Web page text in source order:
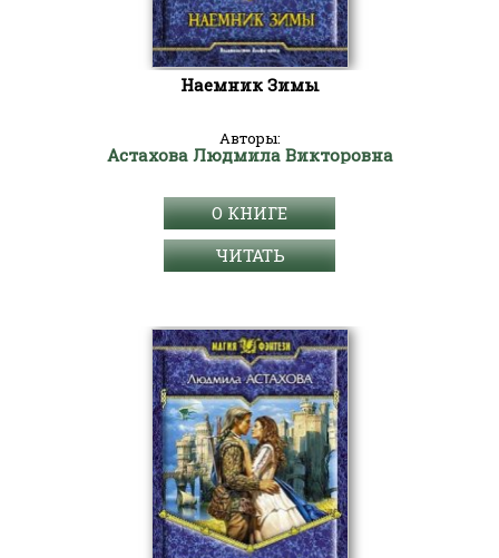
Наемник Зимы
Авторы:
Астахова Людмила Викторовна
О КНИГЕ
ЧИТАТЬ